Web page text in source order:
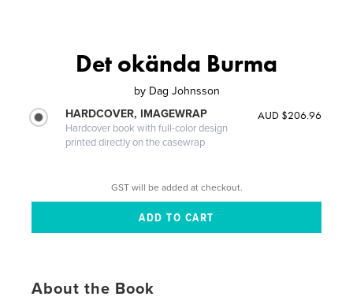
Det okända Burma
by Dag Johnsson
HARDCOVER, IMAGEWRAP
Hardcover book with full-color design
printed directly on the casewrap
AUD $206.96
GST will be added at checkout.
About the Book